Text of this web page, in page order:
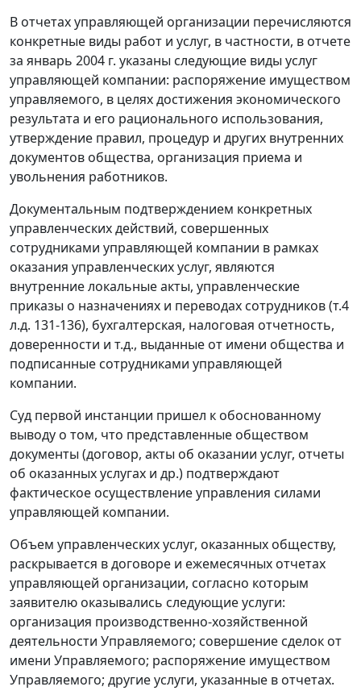
В отчетах управляющей организации перечисляются
конкретные виды работ и услуг, в частности, в отчете
за январь 2004 г. указаны следующие виды услуг
управляющей компании: распоряжение имуществом
управляемого, в целях достижения экономического
результата и его рационального использования,
утверждение правил, процедур и других внутренних
документов общества, организация приема и
увольнения работников.
Документальным подтверждением конкретных
управленческих действий, совершенных
сотрудниками управляющей компании в рамках
оказания управленческих услуг, являются
внутренние локальные акты, управленческие
приказы о назначениях и переводах сотрудников (т.4
л.д. 131-136), бухгалтерская, налоговая отчетность,
доверенности и т.д., выданные от имени общества и
подписанные сотрудниками управляющей
компании.
Суд первой инстанции пришел к обоснованному
выводу о том, что представленные обществом
документы (договор, акты об оказании услуг, отчеты
об оказанных услугах и др.) подтверждают
фактическое осуществление управления силами
управляющей компании.
Объем управленческих услуг, оказанных обществу,
раскрывается в договоре и ежемесячных отчетах
управляющей организации, согласно которым
заявителю оказывались следующие услуги:
организация производственно-хозяйственной
деятельности Управляемого; совершение сделок от
имени Управляемого; распоряжение имуществом
Управляемого; другие услуги, указанные в отчетах.